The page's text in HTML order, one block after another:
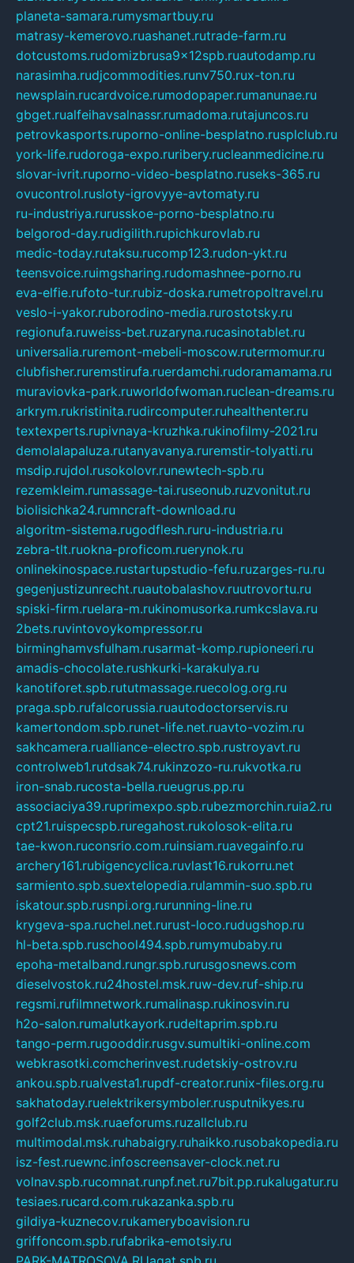
planeta-samara.rumysmartbuy.ru
matrasy-kemerovo.ruashanet.rutrade-farm.ru
dotcustoms.rudomizbrusa9x12spb.ruautodamp.ru
narasimha.rudjcommodities.runv750.rux-ton.ru
newsplain.rucardvoice.rumodopaper.rumanunae.ru
gbget.rualfeihavsalnassr.rumadoma.rutajuncos.ru
petrovkasports.ruporno-online-besplatno.rusplclub.ru
york-life.rudoroga-expo.ruribery.rucleanmedicine.ru
slovar-ivrit.ruporno-video-besplatno.ruseks-365.ru
ovucontrol.rusloty-igrovyye-avtomaty.ru
ru-industriya.rurusskoe-porno-besplatno.ru
belgorod-day.rudigilith.rupichkurovlab.ru
medic-today.rutaksu.rucomp123.rudon-ykt.ru
teensvoice.ruimgsharing.rudomashnee-porno.ru
eva-elfie.rufoto-tur.rubiz-doska.rumetropoltravel.ru
veslo-i-yakor.ruborodino-media.rurostotsky.ru
regionufa.ruweiss-bet.ruzaryna.rucasinotablet.ru
universalia.ruremont-mebeli-moscow.rutermomur.ru
clubfisher.ruremstirufa.ruerdamchi.rudoramamama.ru
muraviovka-park.ruworldofwoman.ruclean-dreams.ru
arkrym.rukristinita.rudircomputer.ruhealthenter.ru
textexperts.rupivnaya-kruzhka.rukinofilmy-2021.ru
demolalapaluza.rutanyavanya.ruremstir-tolyatti.ru
msdip.rujdol.rusokolovr.runewtech-spb.ru
rezemkleim.rumassage-tai.ruseonub.ruzvonitut.ru
biolisichka24.rumncraft-download.ru
algoritm-sistema.rugodflesh.ruru-industria.ru
zebra-tlt.ruokna-proficom.ruerynok.ru
onlinekinospace.rustartupstudio-fefu.ruzarges-ru.ru
gegenjustizunrecht.ruautobalashov.ruutrovortu.ru
spiski-firm.ruelara-m.rukinomusorka.rumkcslava.ru
2bets.ruvintovoykompressor.ru
birminghamvsfulham.rusarmat-komp.rupioneeri.ru
amadis-chocolate.rushkurki-karakulya.ru
kanotiforet.spb.rututmassage.ruecolog.org.ru
praga.spb.rufalcorussia.ruautodoctorservis.ru
kamertondom.spb.runet-life.net.ruavto-vozim.ru
sakhcamera.rualliance-electro.spb.rustroyavt.ru
controlweb1.rutdsak74.rukinzozo-ru.rukvotka.ru
iron-snab.rucosta-bella.rueugrus.pp.ru
associaciya39.ruprimexpo.spb.rubezmorchin.ruia2.ru
cpt21.ruispecspb.ruregahost.rukolosok-elita.ru
tae-kwon.ruconsrio.com.ruinsiam.ruavegainfo.ru
archery161.rubigencyclica.ruvlast16.rukorru.net
sarmiento.spb.suextelopedia.rulammin-suo.spb.ru
iskatour.spb.rusnpi.org.rurunning-line.ru
krygeva-spa.ruchel.net.rurust-loco.rudugshop.ru
hl-beta.spb.ruschool494.spb.rumymubaby.ru
epoha-metalband.rungr.spb.rurusgosnews.com
dieselvostok.ru24hostel.msk.ruw-dev.ruf-ship.ru
regsmi.rufilmnetwork.rumalinasp.rukinosvin.ru
h2o-salon.rumalutkayork.rudeltaprim.spb.ru
tango-perm.rugooddir.rusgv.sumultiki-online.com
webkrasotki.comcherinvest.rudetskiy-ostrov.ru
ankou.spb.rualvesta1.rupdf-creator.runix-files.org.ru
sakhatoday.ruelektrikersymboler.rusputnikyes.ru
golf2club.msk.ruaeforums.ruzallclub.ru
multimodal.msk.ruhabaigry.ruhaikko.rusobakopedia.ru
isz-fest.ruewnc.infoscreensaver-clock.net.ru
volnav.spb.rucomnat.runpf.net.ru7bit.pp.rukalugatur.ru
tesiaes.rucard.com.rukazanka.spb.ru
gildiya-kuznecov.rukameryboavision.ru
griffoncom.spb.rufabrika-emotsiy.ru